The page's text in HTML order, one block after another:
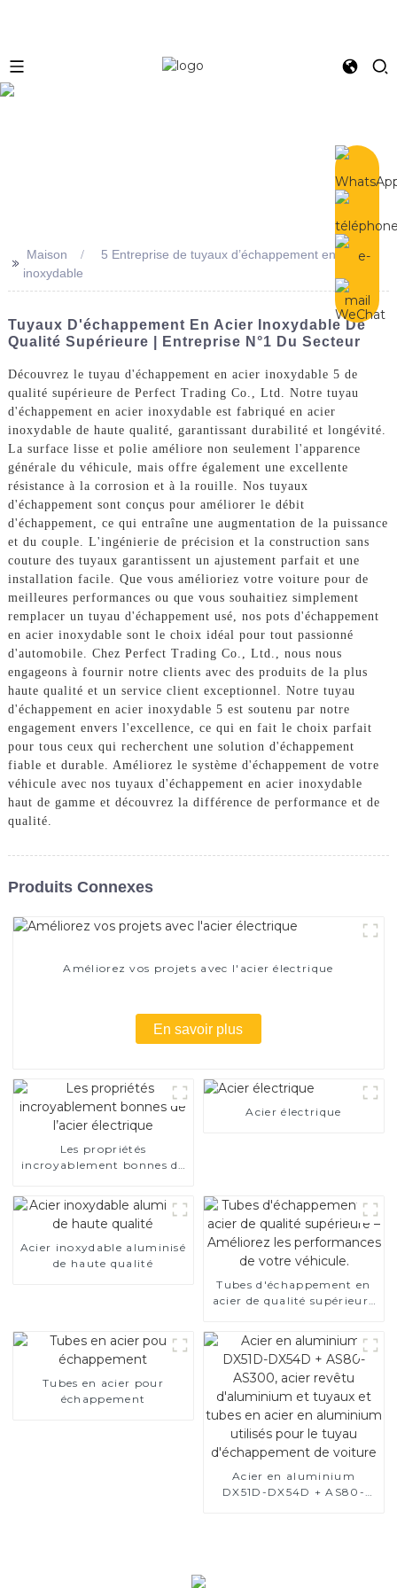
>> Maison
5 Entreprise de tuyaux d’échappement en acier
inoxydable
Tuyaux D'échappement En Acier Inoxydable De
Qualité Supérieure | Entreprise N°1 Du Secteur
Découvrez le tuyau d'échappement en acier inoxydable 5 de
qualité supérieure de Perfect Trading Co., Ltd. Notre tuyau
d'échappement en acier inoxydable est fabriqué en acier
inoxydable de haute qualité, garantissant durabilité et longévité.
La surface lisse et polie améliore non seulement l'apparence
générale du véhicule, mais offre également une excellente
résistance à la corrosion et à la rouille. Nos tuyaux
d'échappement sont conçus pour améliorer le débit
d'échappement, ce qui entraîne une augmentation de la puissance
et du couple. L'ingénierie de précision et la construction sans
couture des tuyaux garantissent un ajustement parfait et une
installation facile. Que vous amélioriez votre voiture pour de
meilleures performances ou que vous souhaitiez simplement
remplacer un tuyau d'échappement usé, nos pots d'échappement
en acier inoxydable sont le choix idéal pour tout passionné
d'automobile. Chez Perfect Trading Co., Ltd., nous nous
engageons à fournir notre clients avec des produits de la plus
haute qualité et un service client exceptionnel. Notre tuyau
d'échappement en acier inoxydable 5 est soutenu par notre
engagement envers l'excellence, ce qui en fait le choix parfait
pour tous ceux qui recherchent une solution d'échappement
fiable et durable. Améliorez le système d'échappement de votre
véhicule avec nos tuyaux d'échappement en acier inoxydable
haut de gamme et découvrez la différence de performance et de
qualité.
Produits Connexes
Améliorez vos projets avec l'acier électrique
En savoir plus
Les propriétés
incroyablement bonnes de
Acier électrique
Acier inoxydable aluminisé
de haute qualité
Tubes d'échappement en
acier de qualité supérieure
véhicule.
Tubes en acier pour
échappement
Acier en aluminium
DX51D-DX54D + AS80-